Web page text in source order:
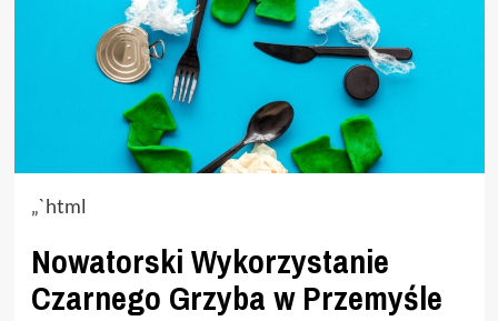
„`html
Nowatorski Wykorzystanie
Czarnego Grzyba w Przemyśle